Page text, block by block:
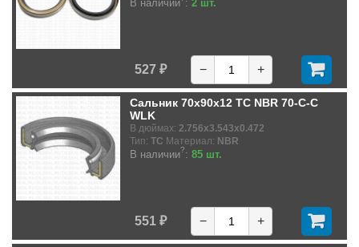
В наличии : 2 шт.
527 ₽ − +
Сальник 70x90x12 TC NBR 70-C-C
WLK
В дюймах: 2.756x3.543x0.472
Тип: TC Материал: NBR
В наличии?: 85 шт.
551 ₽ − +